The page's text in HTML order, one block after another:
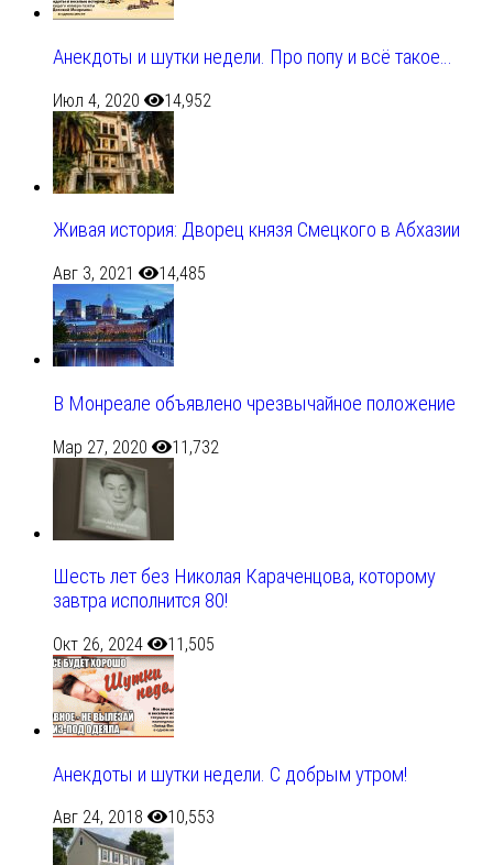
Анекдоты и шутки недели. Про попу и всё такое…
Июл 4, 2020 14,952
Живая история: Дворец князя Смецкого в Абхазии
Авг 3, 2021 14,485
В Монреале объявлено чрезвычайное положение
Мар 27, 2020 11,732
Шесть лет без Николая Караченцова, которому
завтра исполнится 80!
Окт 26, 2024 11,505
Анекдоты и шутки недели. С добрым утром!
Авг 24, 2018 10,553